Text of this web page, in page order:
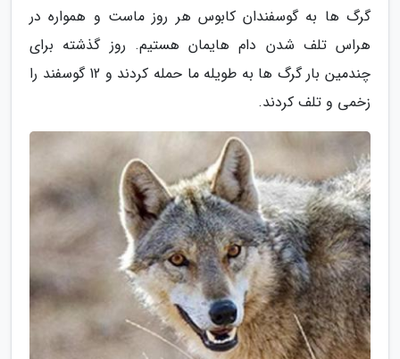
گرگ ها به گوسفندان کابوس هر روز ماست و همواره در
هراس تلف شدن دام هایمان هستیم. روز گذشته برای
چندمین بار گرگ ها به طویله ما حمله کردند و 12 گوسفند را
زخمی و تلف کردند.